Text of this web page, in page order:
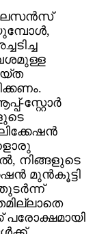
സ്റ്റോർ
നിങ്ങളുടെ
മുൻകൂട്ടി